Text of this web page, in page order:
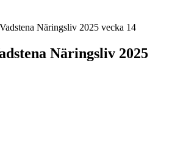
Näringsliv 2025 vecka 14
Näringsliv 2025